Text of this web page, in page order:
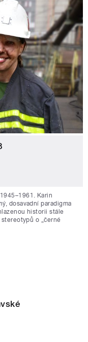
Karin
dosavadní paradigma
historii stále
o „černé